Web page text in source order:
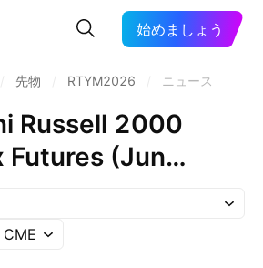
始めましょう
先物 RTYM2026 ニュース
Russell 2000
Futures (Jun
CME